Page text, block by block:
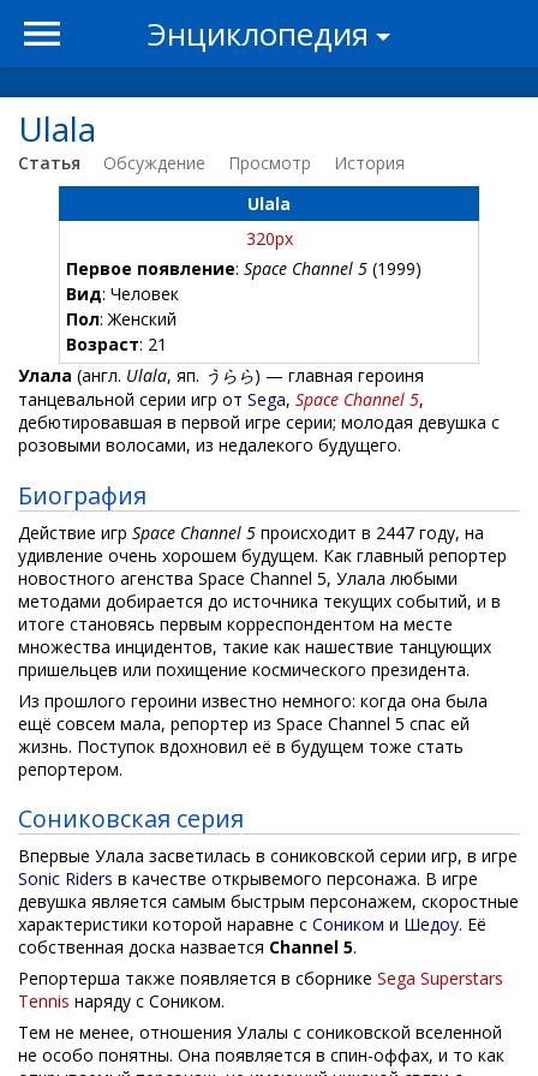
Энциклопедия
Ulala
Статья Обсуждение Просмотр
История
Ulala
320px
Первое появление: Space Channel 5 (1999)
Вид: Человек
Пол: Женский
Возраст: 21
Улала (англ. Ulala, яп. うらら) — главная героиня
танцевальной серии игр от Sega, Space Channel 5,
дебютировавшая в первой игре серии; молодая девушка с
розовыми волосами, из недалекого будущего.
Биография
Действие игр Space Channel 5 происходит в 2447 году, на
удивление очень хорошем будущем. Как главный репортер
новостного агенства Space Channel 5, Улала любыми
методами добирается до источника текущих событий, и в
итоге становясь первым корреспондентом на месте
множества инцидентов, такие как нашествие танцующих
пришельцев или похищение космического президента.
Из прошлого героини известно немного: когда она была
ещё совсем мала, репортер из Space Channel 5 спас ей
жизнь. Поступок вдохновил её в будущем тоже стать
репортером.
Сониковская серия
Впервые Улала засветилась в сониковской серии игр, в игре
Sonic Riders в качестве открывемого персонажа. В игре
девушка является самым быстрым персонажем, скоростные
характеристики которой наравне с Соником и Шедоу. Её
собственная доска назвается Channel 5.
Репортерша также появляется в сборнике Sega Superstars
Tennis наряду с Соником.
Тем не менее, отношения Улалы с сониковской вселенной
не особо понятны. Она появляется в спин-оффах, и то как